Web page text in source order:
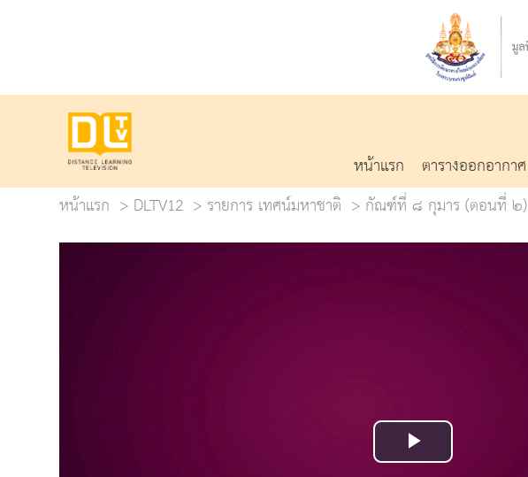
หน้าแรก ตารางออกอากาศ
หน้าแรก
DLTV12 รายการ เทศน์มหาชาติ กัณฑ์ที่ ๘ กุมาร (ตอนที่ ๒)
Play